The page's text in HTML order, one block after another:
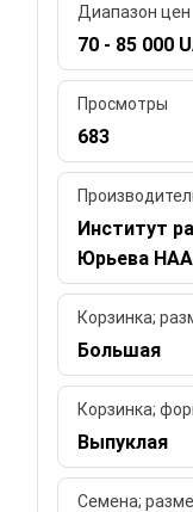
Диапазон цен
70 - 85 000
Просмотры
683
Институт
Юрьева
Корзинка;
Большая
Корзинка;
Выпуклая
Семена;